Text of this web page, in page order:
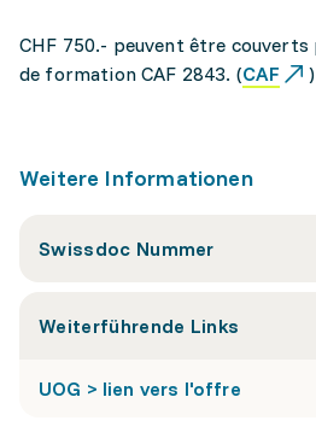
CHF 750.- peuvent être couverts
de formation CAF 2843. (CAF )
Weitere Informationen
Swissdoc Nummer
Weiterführende Links
UOG > lien vers l'offre